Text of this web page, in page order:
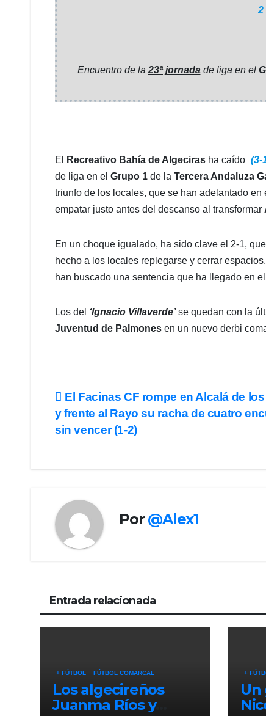
2
Encuentro de la 23ª jornadade liga en el
El Recreativo Bahía de Algeciras ha caído (3-
de liga en el Grupo 1 de la Tercera Andaluza
triunfo de los locales, que se han adelantado en
empatar justo antes del descanso al transformar
En un choque igualado, ha sido clave el 2-1,
hecho a los locales replegarse y cerrar
han buscado una sentencia que ha llegado en
Los del ‘Ignacio Villaverde’se quedan con la
Juventud de Palmones en un nuevo derbi
Navegación
de
El Facinas CF rompe en Alcalá de
y frente al Rayo su racha de cuatro
sin vencer (1-2)
Por @Alex1
Entrada relacionada
+ FÚTBOL FÚTBOL COMARCAL
Los algecireños
Juanma Ríos y
+
Un